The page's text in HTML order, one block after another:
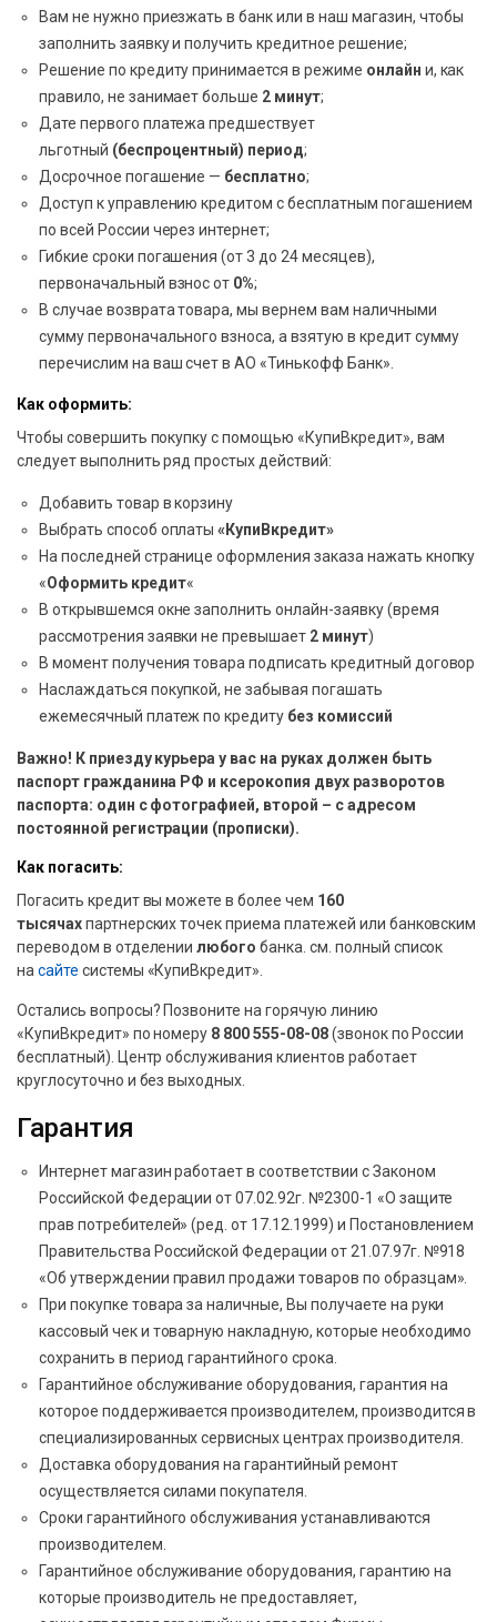
Вам не нужно приезжать в банк или в наш магазин, чтобы
заполнить заявку и получить кредитное решение;
Решение по кредиту принимается в режиме онлайн и, как
правило, не занимает больше 2 минут;
Дате первого платежа предшествует
льготный (беспроцентный) период;
Досрочное погашение — бесплатно;
Доступ к управлению кредитом с бесплатным погашением
по всей России через интернет;
Гибкие сроки погашения (от 3 до 24 месяцев),
первоначальный взнос от 0%;
В случае возврата товара, мы вернем вам наличными
сумму первоначального взноса, а взятую в кредит сумму
перечислим на ваш счет в АО «Тинькофф Банк».
Как оформить:
Чтобы совершить покупку с помощью «КупиВкредит», вам
следует выполнить ряд простых действий:
Добавить товар в корзину
Выбрать способ оплаты«КупиВкредит»
На последней странице оформления заказа нажать кнопку
«Оформить кредит«
В открывшемся окне заполнить онлайн-заявку (время
рассмотрения заявки не превышает 2 минут)
В момент получения товара подписать кредитный договор
Наслаждаться покупкой, не забывая погашать
ежемесячный платеж по кредиту без комиссий
Важно! К приезду курьера у вас на руках должен быть
паспорт гражданина РФ и ксерокопия двух разворотов
паспорта: один с фотографией, второй – с адресом
постоянной регистрации (прописки).
Как погасить:
Погасить кредит вы можете в более чем 160
тысячахпартнерских точек приема платежей или банковским
переводом в отделениилюбого банка. cм. полный список
на сайте системы «КупиВкредит».
Остались вопросы? Позвоните на горячую линию
«КупиВкредит» по номеру 8 800 555-08-08(звонок по России
бесплатный). Центр обслуживания клиентов работает
круглосуточно и без выходных.
Гарантия
Интернет магазин работает в соответствии с Законом
Российской Федерации от 07.02.92г. №2300-1 «О защите
прав потребителей» (ред. от 17.12.1999) и Постановлением
Правительства Российской Федерации от 21.07.97г. №918
«Об утверждении правил продажи товаров по образцам».
При покупке товара за наличные, Вы получаете на руки
кассовый чек и товарную накладную, которые необходимо
сохранить в период гарантийного срока.
Гарантийное обслуживание оборудования, гарантия на
которое поддерживается производителем, производится в
специализированных сервисных центрах производителя.
Доставка оборудования на гарантийный ремонт
осуществляется силами покупателя.
Сроки гарантийного обслуживания устанавливаются
производителем.
Гарантийное обслуживание оборудования, гарантию на
которые производитель не предоставляет,